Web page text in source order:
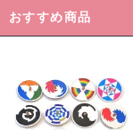
おすすめ商品